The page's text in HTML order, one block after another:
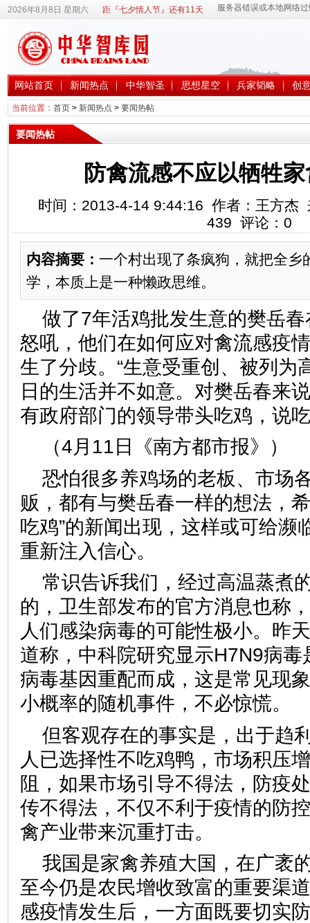
2026年8月8日 星期六 距『七夕情人节』还有11天
网站首页 新闻热点 中华智圣 思想星空 兵家韬略 创
当前位置： 首页> 新闻热点 > 要闻热帖
要闻热帖
防禽流感不应以牺牲
时间：2013-4-14 9:44:16 作者：王方杰
439 评论： 0
内容摘要： 一个村出现了条疯狗，就把全乡
学，本质上是一种懒政思维。
做了7年活鸡批发生意的樊岳
怒吼，他们在如何应对禽流感疫
生了分歧。“生意受重创、被列为
日的生活并不如意。对樊岳春来
有政府部门的领导带头吃鸡，说
（4月11日《南方都市报》）
恐怕很多养鸡场的老板、市场
贩，都有与樊岳春一样的想法，
吃鸡”的新闻出现，这样或可给濒
重新注入信心。
常识告诉我们，经过高温蒸煮
的，卫生部发布的官方消息也称
人们感染病毒的可能性极小。昨
道称，中科院研究显示H7N9病
病毒基因重配而成，这是常见现
小概率的随机事件，不必惊慌。
但客观存在的事实是，出于趋
人已选择性不吃鸡鸭，市场积压
阻，如果市场引导不得法，防疫
传不得法，不仅不利于疫情的防
禽产业带来沉重打击。
我国是家禽养殖大国，在广袤
至今仍是农民增收致富的重要渠
感疫情发生后，一方面既要切实